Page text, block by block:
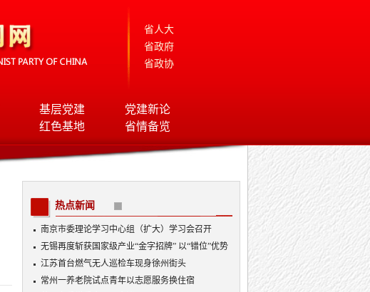
省人大
省政府
省政协
基层党建
党建新论
红色基地 省情备览
热点新闻
南京市委理论学习中心组（扩大）学习会召开
无锡再度斩获国家级产业“金字招牌” 以“错位”优势
入局AI顶层赛道
江苏首台燃气无人巡检车现身徐州街头
常州一养老院试点青年以志愿服务换住宿